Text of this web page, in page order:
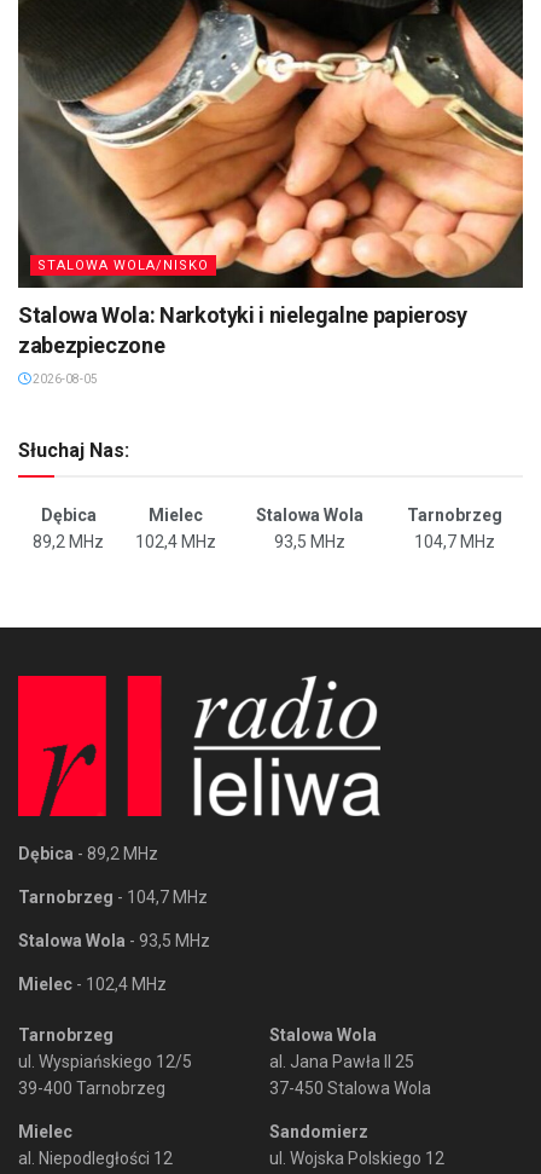
STALOWA WOLA/NISKO
Stalowa Wola: Narkotyki i nielegalne papierosy
zabezpieczone
2026-08-05
Słuchaj Nas:
Dębica Mielec Stalowa Wola
Tarnobrzeg
89,2 MHz
102,4 MHz 93,5 MHz 104,7 MHz
Dębica - 89,2 MHz
Tarnobrzeg - 104,7 MHz
Stalowa Wola - 93,5 MHz
Mielec - 102,4 MHz
Tarnobrzeg
ul. Wyspiańskiego 12/5
39-400 Tarnobrzeg
Mielec
al. Niepodległości 12
Stalowa Wola
al. Jana Pawła II 25
37-450 Stalowa Wola
Sandomierz
ul. Wojska Polskiego 12